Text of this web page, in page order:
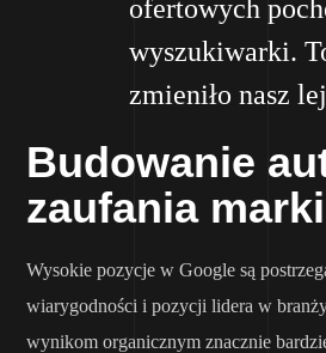
ofertowych
wyszukiwarki.
zmieniło nasz
Budowanie
zaufania marki
Wysokie pozycje w Google są
wiarygodności i pozycji lidera w
wynikom organicznym znacznie